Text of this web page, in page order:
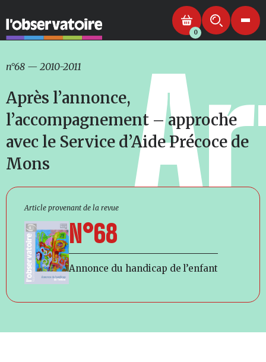
0
n°68 — 2010-2011
Après l’annonce,
l’accompagnement – approche
avec le Service d’Aide Précoce de
Mons
Article provenant de la revue
N°68
Annonce du handicap de l’enfant